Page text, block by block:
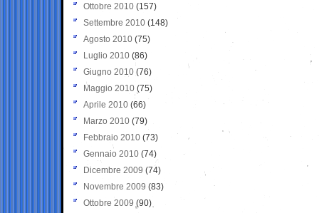
Ottobre 2010 (157)
Settembre 2010 (148)
Agosto 2010 (75)
Luglio 2010 (86)
Giugno 2010 (76)
Maggio 2010 (75)
Aprile 2010 (66)
Marzo 2010 (79)
Febbraio 2010 (73)
Gennaio 2010 (74)
Dicembre 2009 (74)
Novembre 2009 (83)
Ottobre 2009 (90)